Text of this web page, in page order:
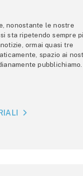
nonostante le nostre
sta ripetendo sempre
ormai quasi tre
spazio ai
pubblichiamo.